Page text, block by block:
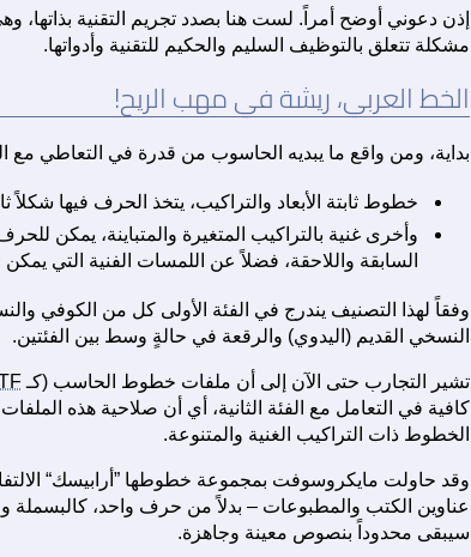
إذن دعوني أوضح أمراً. لست هنا بصدد تجريم التقنية بذاتها،
مشكلة تتعلق بالتوظيف السليم والحكيم للتقنية وأدواتها.
الخط العربي، ريشة في مهب الريح!
بداية، ومن واقع ما يبديه الحاسوب من قدرة في التعاطي مع
خطوط ثابتة الأبعاد والتراكيب، يتخذ الحرف فيها شكلاً
وأخرى غنية بالتراكيب المتغيرة والمتباينة، يمكن
السابقة واللاحقة، فضلاً عن اللمسات الفنية التي
وفقاً لهذا التصنيف يندرج في الفئة الأولى كل من الكوفي
النسخي القديم (اليدوي) والرقعة في حالةٍ وسط بين الفئتين.
تشير التجارب حتى الآن إلى أن ملفات خطوط الحاسب (كـ
كافية في التعامل مع الفئة الثانية، أي أن صلاحية هذه
الخطوط ذات التراكيب الغنية والمتنوعة.
وقد حاولت مايكروسوفت بمجموعة خطوطها ”أرابيسك“
عناوين الكتب والمطبوعات – بدلاً من حرف واحد، كالبسملة و
سيبقى محدوداً بنصوص معينة وجاهزة.